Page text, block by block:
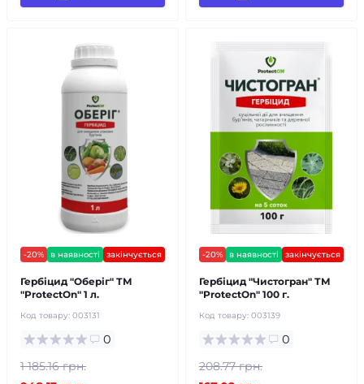
-20% в наявності закінчується
Гербіцид "Оберіг" ТМ
"ProtectOn" 1 л.
Код товару: 003131
0
1 185.16 грн.
-20% в наявності закінчується
Гербіцид "Чистогран" ТМ
"ProtectOn" 100 г.
Код товару: 003139
0
208.77 грн.